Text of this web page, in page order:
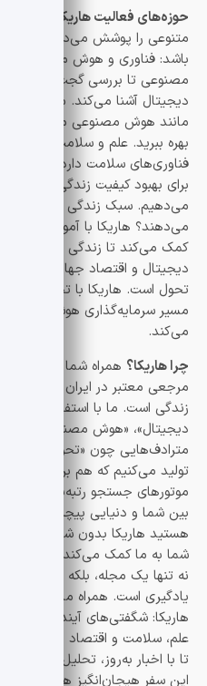
حوزه‌های فعالیت هاریکا:
متنوعی را پوشش می‌دهد تا
باشد: فناوری و هوش مصنوعی
مصنوعی تا بررسی گجت‌های
دیجیتال آشنا می‌کند. ما به شما
مانند هوش مصنوعی مولد و
بهره ببرید. علم و سلامت هاریکا
فناوری‌های سلامت دارد. از
برای بهبود کیفیت زندگی، ما شما
می‌دهیم. سبک زندگی فناوری و
می‌دهند؟ هاریکا با آموزش‌های
کمک می‌کند تا زندگی مدرن و
دیجیتال و اقتصاد جهان ارزهای
تحول است. هاریکا با تحلیل‌های
مسیر سرمایه‌گذاری هوشمند و
می‌کند.
چرا هاریکا؟ همراه شما در کشف
مرجعی معتبر در ایران برای
زندگی است. ما با استفاده از
دیجیتال»، «هوش مصنوعی»،
مترادف‌هایی چون «تحول فناوری»
تولید می‌کنیم که هم برای
موتورهای جستجو رتبه‌بندی بهتری
بین شما و دنیایی پیچیده اما
هستید هاریکا بدون شما کامل
شما به ما کمک می‌کند تا محتوای
نه تنها یک مجله، بلکه یک
یادگیری است. همراه ما باشید تا با
هاریکا: شگفتی‌های آینده در
علم، سلامت و اقتصاد دیگر دور
تا با اخبار به‌روز، تحلیل‌های عمیق
این سفر هیجان‌انگیز همراهی کنیم.